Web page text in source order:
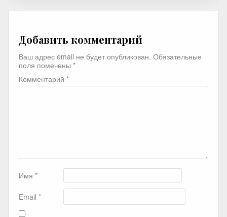
Добавить комментарий
Ваш адрес email не будет опубликован. Обязательные
поля помечены *
Комментарий *
Имя *
Email *